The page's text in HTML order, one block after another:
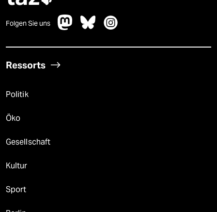
Folgen Sie uns
Ressorts
Politik
Öko
Gesellschaft
Kultur
Sport